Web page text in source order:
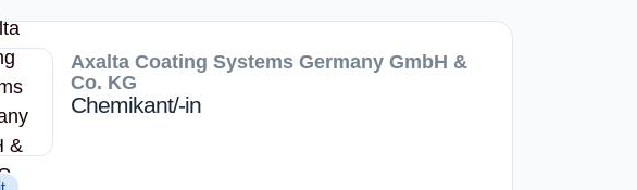
Axalta Coating Systems Germany GmbH &
Co. KG
Chemikant/-in